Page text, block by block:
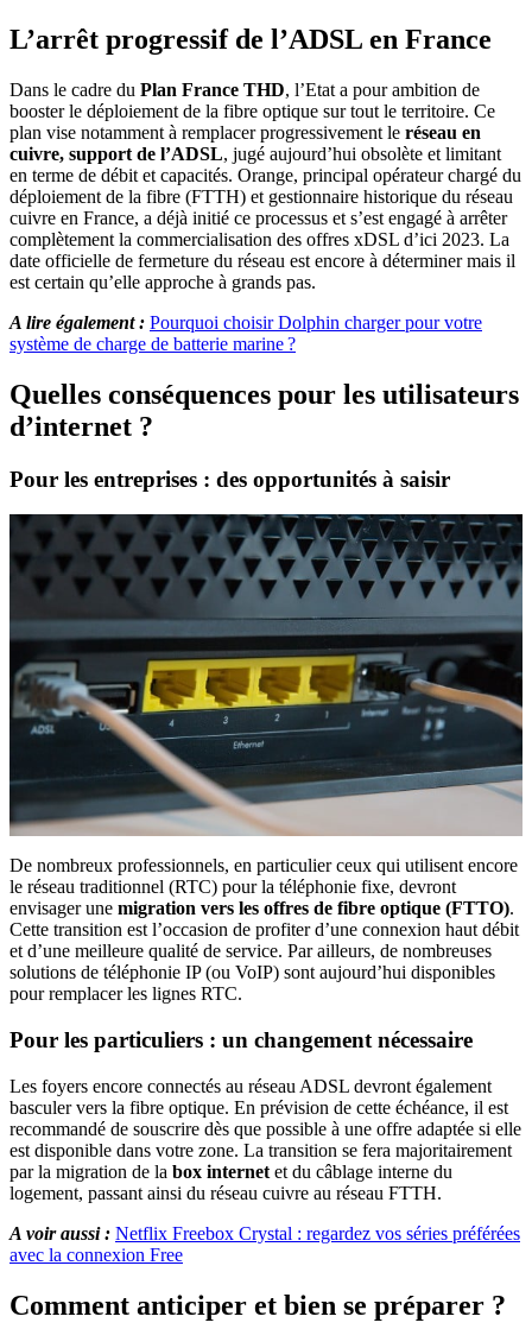
L’arrêt progressif de l’ADSL en France
Dans le cadre du Plan France THD, l’Etat a pour ambition de
booster le déploiement de la fibre optique sur tout le territoire. Ce
plan vise notamment à remplacer progressivement le réseau en
cuivre, support de l’ADSL, jugé aujourd’hui obsolète et limitant
en terme de débit et capacités. Orange, principal opérateur chargé du
déploiement de la fibre (FTTH) et gestionnaire historique du réseau
cuivre en France, a déjà initié ce processus et s’est engagé à arrêter
complètement la commercialisation des offres xDSL d’ici 2023. La
date officielle de fermeture du réseau est encore à déterminer mais il
est certain qu’elle approche à grands pas.
A lire également : Pourquoi choisir Dolphin charger pour votre
système de charge de batterie marine ?
Quelles conséquences pour les utilisateurs
d’internet ?
Pour les entreprises : des opportunités à saisir
De nombreux professionnels, en particulier ceux qui utilisent encore
le réseau traditionnel (RTC) pour la téléphonie fixe, devront
envisager une migration vers les offres de fibre optique (FTTO).
Cette transition est l’occasion de profiter d’une connexion haut débit
et d’une meilleure qualité de service. Par ailleurs, de nombreuses
solutions de téléphonie IP (ou VoIP) sont aujourd’hui disponibles
pour remplacer les lignes RTC.
Pour les particuliers : un changement nécessaire
Les foyers encore connectés au réseau ADSL devront également
basculer vers la fibre optique. En prévision de cette échéance, il est
recommandé de souscrire dès que possible à une offre adaptée si elle
est disponible dans votre zone. La transition se fera majoritairement
par la migration de la box internet et du câblage interne du
logement, passant ainsi du réseau cuivre au réseau FTTH.
A voir aussi : Netflix Freebox Crystal : regardez vos séries préférées
avec la connexion Free
Comment anticiper et bien se préparer ?